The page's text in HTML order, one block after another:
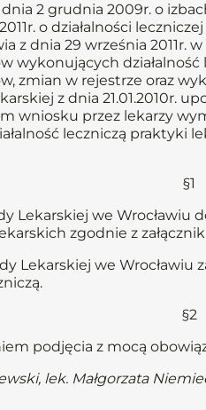
2 grudnia 2009r. o
o działalności leczniczej
z dnia 29 września 2011r.
działalność
zmian w rejestrze oraz
z dnia 21.01.2010r.
wniosku przez lekarzy
leczniczą praktyki
§1
Lekarskiej we
zgodnie z
Lekarskiej we
§2
podjęcia z mocą
lek. Małgorzata